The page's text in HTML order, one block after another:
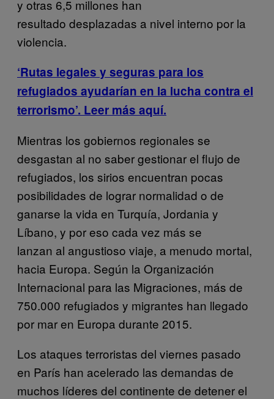
y otras 6,5 millones han
resultado desplazadas a nivel interno por la
violencia.
‘Rutas legales y seguras para los
refugiados ayudarían en la lucha contra el
terrorismo’. Leer más aquí.
Mientras los gobiernos regionales se
desgastan al no saber gestionar el flujo de
refugiados, los sirios encuentran pocas
posibilidades de lograr normalidad o de
ganarse la vida en Turquía, Jordania y
Líbano, y por eso cada vez más se
lanzan al angustioso viaje, a menudo mortal,
hacia Europa. Según la Organización
Internacional para las Migraciones, más de
750.000 refugiados y migrantes han llegado
por mar en Europa durante 2015.
Los ataques terroristas del viernes pasado
en París han acelerado las demandas de
muchos líderes del continente de detener el